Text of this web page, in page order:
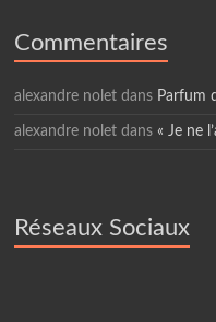
Commentaires
alexandre nolet dans Parfum
alexandre nolet dans « Je ne
Réseaux Sociaux